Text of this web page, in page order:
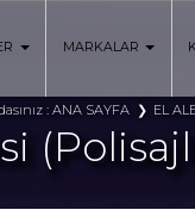
MARKALAR
:ANA SAYFA EL